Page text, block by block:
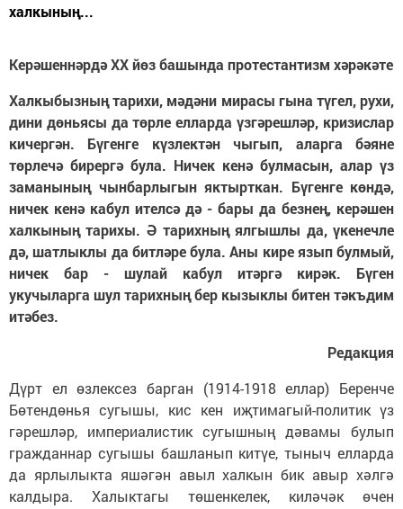
халкының...
Керәшеннәрдә XX йөз башында протестантизм хәрәкәте
Халкыбызның тарихи, мәдәни мирасы гына түгел, рухи,
дини дөньясы да төрле елларда үзгәрешләр, кризислар
кичергән. Бүгенге күзлектән чыгып, аларга бәяне
төрлечә бирергә була. Ничек кенә булмасын, алар үз
заманының чынбарлыгын яктырткан. Бүгенге көндә,
ничек кенә кабул ителсә дә - бары да безнең, керәшен
халкының тарихы. Ә тарихның ялгышлы да, үкенечле
дә, шатлыклы да битләре була. Аны кире язып булмый,
ничек бар - шулай кабул итәргә кирәк. Бүген
укучыларга шул тарихның бер кызыклы битен тәкъдим
итәбез.
Редакция
Дүрт ел өзлексез барган (1914-1918 еллар) Беренче
Бөтендөнья сугышы, кис кен иҗтимагый-политик үз
гәрешләр, империалистик сугышның дәвамы булып
гражданнар сугышы башланып китүе, тыныч елларда
да ярлылыкта яшәгән авыл халкын бик авыр хәлгә
калдыра. Халыктагы төшенкелек, киләчәк өчен